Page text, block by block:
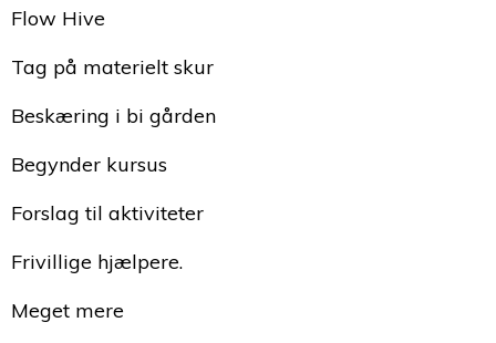
Flow Hive
Tag på materielt skur
Beskæring i bi gården
Begynder kursus
Forslag til aktiviteter
Frivillige hjælpere.
Meget mere